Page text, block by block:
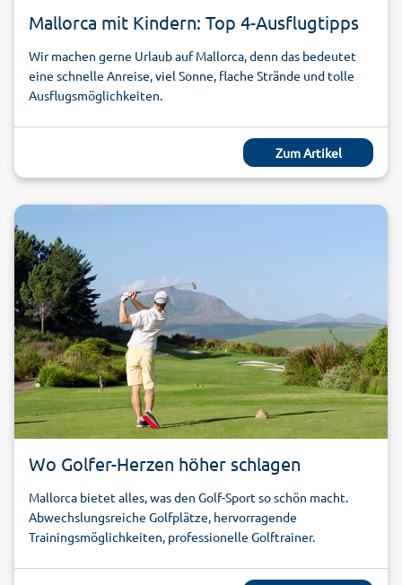
Mallorca mit Kindern: Top 4-Ausflugtipps
Wir machen gerne Urlaub auf Mallorca, denn das bedeutet
eine schnelle Anreise, viel Sonne, flache Strände und tolle
Ausflugsmöglichkeiten.
Zum Artikel
Wo Golfer-Herzen höher schlagen
Mallorca bietet alles, was den Golf-Sport so schön macht.
Abwechslungsreiche Golfplätze, hervorragende
Trainingsmöglichkeiten, professionelle Golftrainer.